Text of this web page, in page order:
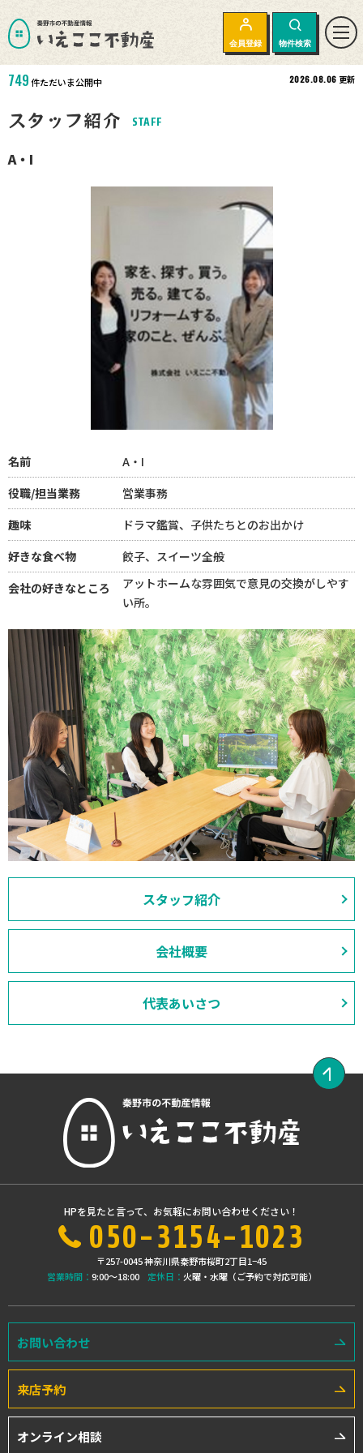
会員登録 物件検索
749件ただいま公開中 2026.08.06 更新
スタッフ紹介 STAFF
A・I
名前
A・I
役職/担当業務
営業事務
趣味
ドラマ鑑賞、子供たちとのお出かけ
好きな食べ物
餃子、スイーツ全般
会社の好きなところ
アットホームな雰囲気で意見の交換がしやす
い所。
スタッフ紹介
会社概要
代表あいさつ
HPを見たと言って、お気軽にお問い合わせください！
050-3154-1023
〒257-0045 神奈川県秦野市桜町2丁目1−45
営業時間： 9:00〜18:00 定休日： 火曜・水曜（ご予約で対応可能）
お問い合わせ
来店予約
オンライン相談